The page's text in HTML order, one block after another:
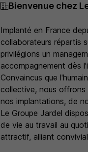
Bienvenue chez
Implanté en France
collaborateurs répartis
privilégions un
accompagnement dès
Convaincus que
collective, nous offrons
nos implantations, de
Le Groupe Jardel
de vie au travail au
attractif, alliant